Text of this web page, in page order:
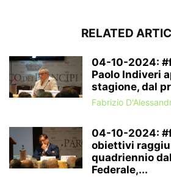
RELATED
04-10-2024:
Paolo Indiveri
stagione, dal
Fabrizio
04-10-2024:
obiettivi
quadriennio
Federale,...